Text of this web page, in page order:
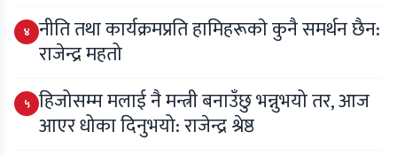
४ नीति तथा कार्यक्रमप्रति हामिहरूकाे कुनै समर्थन छैन:
राजेन्द्र महतो
५ हिजोसम्म मलाई नै मन्त्री बनाउँछु भन्नुभयो तर, आज
आएर धोका दिनुभयो: राजेन्द्र श्रेष्ठ